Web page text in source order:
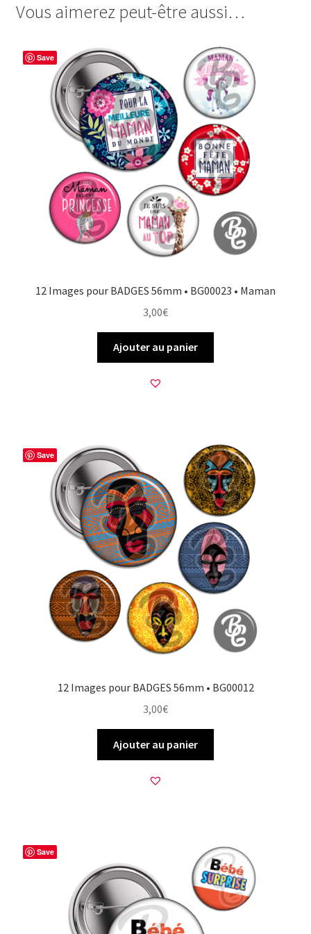
e
o
o
t
e
s
t
t
e
r
t
g
e
r
Vous aimerez peut-être aussi…
Save
12 Images pour BADGES 56mm • BG00023 • Maman
3,00€
Ajouter au panier
Save
12 Images pour BADGES 56mm • BG00012
3,00€
Ajouter au panier
Save